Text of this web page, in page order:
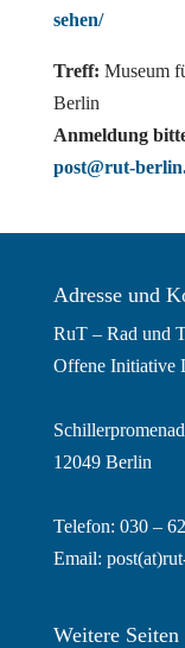
sehen/
Treff: Museum
Berlin
Anmeldung
post@rut-
Adresse und
RuT – Rad und
Offene Initiative
12049 Berlin
Telefon: 030 –
Email:
Weitere